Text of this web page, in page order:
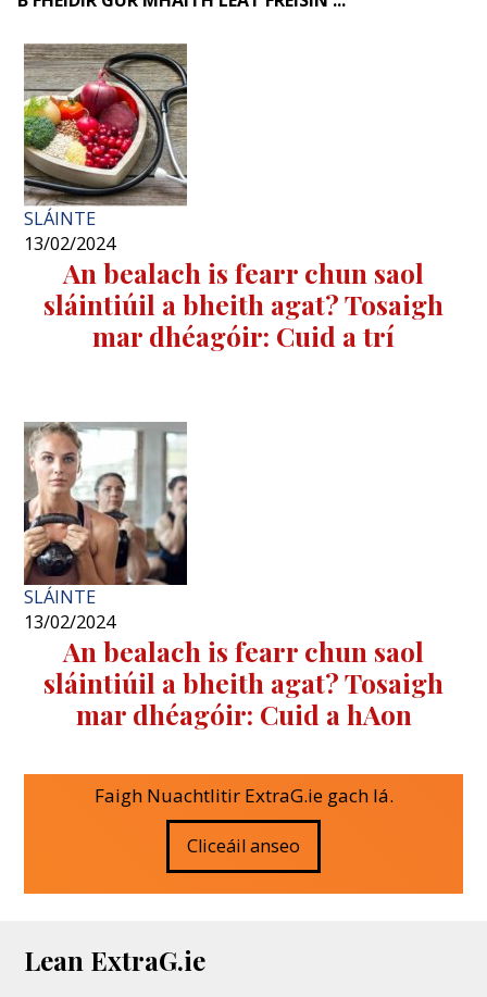
SLÁINTE
13/02/2024
An bealach is fearr chun saol
sláintiúil a bheith agat? Tosaigh
mar dhéagóir: Cuid a trí
SLÁINTE
13/02/2024
An bealach is fearr chun saol
sláintiúil a bheith agat? Tosaigh
mar dhéagóir: Cuid a hAon
Faigh Nuachtlitir ExtraG.ie gach lá.
Cliceáil anseo
Lean ExtraG.ie